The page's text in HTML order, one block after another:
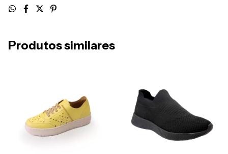
Produtos similares